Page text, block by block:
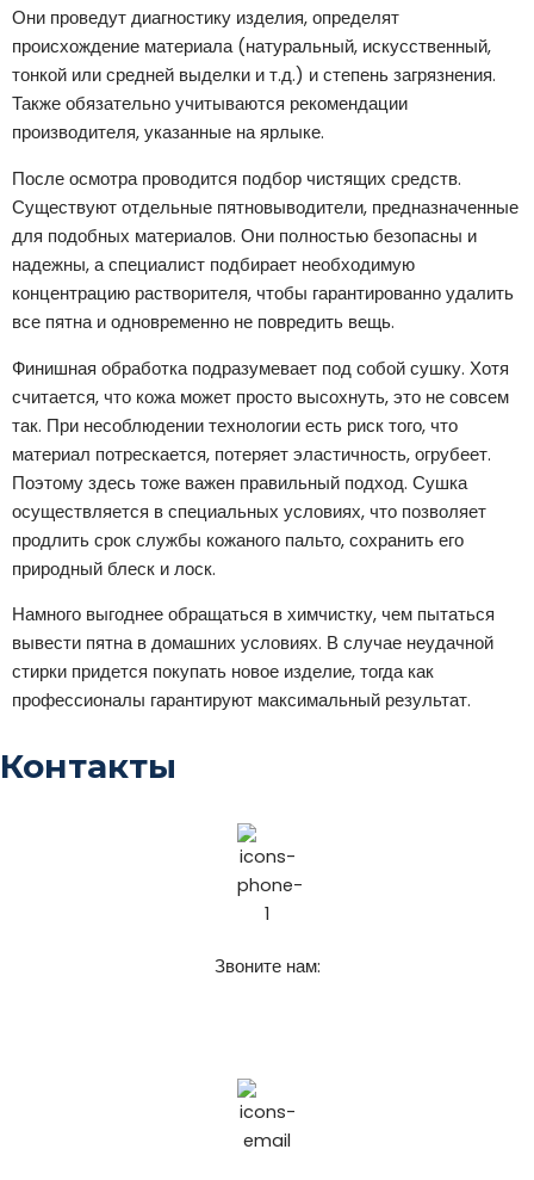
Они проведут диагностику изделия, определят
происхождение материала (натуральный, искусственный,
тонкой или средней выделки и т.д.) и степень загрязнения.
Также обязательно учитываются рекомендации
производителя, указанные на ярлыке.
После осмотра проводится подбор чистящих средств.
Существуют отдельные пятновыводители, предназначенные
для подобных материалов. Они полностью безопасны и
надежны, а специалист подбирает необходимую
концентрацию растворителя, чтобы гарантированно удалить
все пятна и одновременно не повредить вещь.
Финишная обработка подразумевает под собой сушку. Хотя
считается, что кожа может просто высохнуть, это не совсем
так. При несоблюдении технологии есть риск того, что
материал потрескается, потеряет эластичность, огрубеет.
Поэтому здесь тоже важен правильный подход. Сушка
осуществляется в специальных условиях, что позволяет
продлить срок службы кожаного пальто, сохранить его
природный блеск и лоск.
Намного выгоднее обращаться в химчистку, чем пытаться
вывести пятна в домашних условиях. В случае неудачной
стирки придется покупать новое изделие, тогда как
профессионалы гарантируют максимальный результат.
Контакты
Звоните нам: